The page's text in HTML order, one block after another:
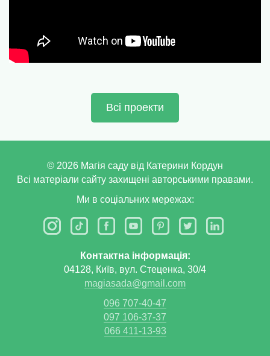
Всі проекти
© 2026 Магія саду від Катерини Кордун
Всі матеріали сайту захищені авторськими правами.
Ми в соціальних мережах:
Контактна інформація:
04128, Київ, вул. Стеценка, 30/4
magiasada@gmail.com
096 707-40-47
097 106-37-37
066 411-13-93